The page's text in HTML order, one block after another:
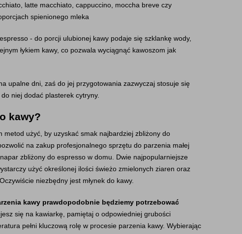
latte macchiato, cappuccino, moccha breve czy
spienionego mleka
- do porcji ulubionej kawy podaje się szklankę wody,
łykiem kawy, co pozwala wyciągnąć kawoszom jak
upalne dni, zaś do jej przygotowania zazwyczaj stosuje się
niej dodać plasterek cytryny.
kawy?
użyć, by uzyskać smak najbardziej zbliżony do
na zakup profesjonalnego sprzętu do parzenia małej
zbliżony do espresso w domu. Dwie najpopularniejsze
użyć określonej ilości świeżo zmielonych ziaren oraz
niezbędny jest młynek do kawy.
kawy prawdopodobnie będziemy potrzebować
się na kawiarkę, pamiętaj o odpowiedniej grubości
pełni kluczową rolę w procesie parzenia kawy. Wybierając